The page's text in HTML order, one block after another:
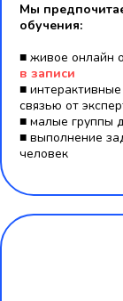
Мы
обучения:
■ живое онлайн
в записи
■
связью от
■ малые группы
■ выполнение
человек